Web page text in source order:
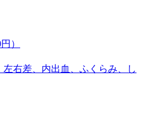
）
右差、内出血、ふくらみ、し